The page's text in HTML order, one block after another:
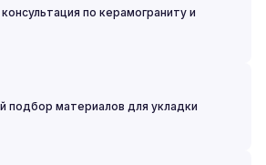
по керамограниту и
подбор материалов для укладки